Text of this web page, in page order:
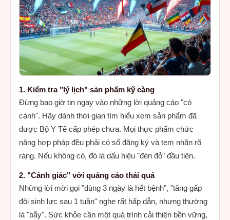
1. Kiểm tra "lý lịch" sản phẩm kỹ càng
Đừng bao giờ tin ngay vào những lời quảng cáo "có
cánh". Hãy dành thời gian tìm hiểu xem sản phẩm đã
được Bộ Y Tế cấp phép chưa. Mọi thực phẩm chức
năng hợp pháp đều phải có số đăng ký và tem nhãn rõ
ràng. Nếu không có, đó là dấu hiệu "đèn đỏ" đầu tiên.
2. "Cảnh giác" với quảng cáo thái quá
Những lời mời gọi "dùng 3 ngày là hết bệnh", "tăng gấp
đôi sinh lực sau 1 tuần" nghe rất hấp dẫn, nhưng thường
là "bẫy". Sức khỏe cần một quá trình cải thiện bền vững,